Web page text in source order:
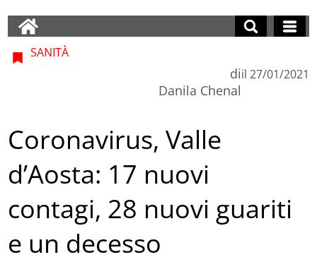
SANITÀ
di
Danila Chenal
il 27/01/2021
Coronavirus, Valle
d’Aosta: 17 nuovi
contagi, 28 nuovi guariti
e un decesso